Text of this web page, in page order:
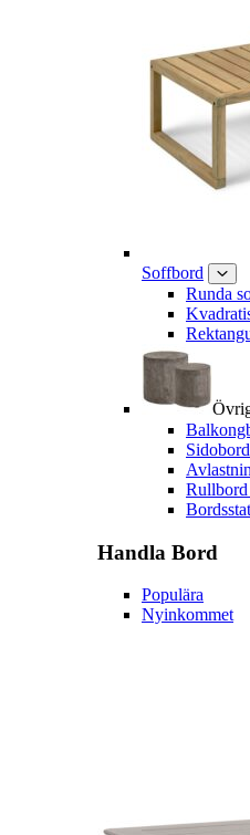
Soffbord
Runda
Sidobord
Rullbord
Handla Bord
Populära
Nyinkommet